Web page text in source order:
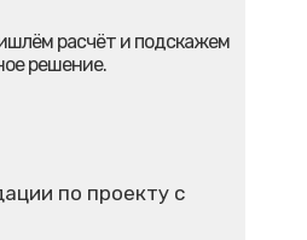
расчёт и подскажем
решение.
по проекту с